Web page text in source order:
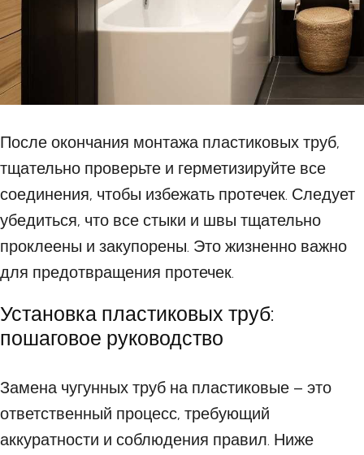
После окончания монтажа пластиковых труб,
тщательно проверьте и герметизируйте все
соединения, чтобы избежать протечек. Следует
убедиться, что все стыки и швы тщательно
проклеены и закупорены. Это жизненно важно
для предотвращения протечек.
Установка пластиковых труб:
пошаговое руководство
Замена чугунных труб на пластиковые – это
ответственный процесс, требующий
аккуратности и соблюдения правил. Ниже